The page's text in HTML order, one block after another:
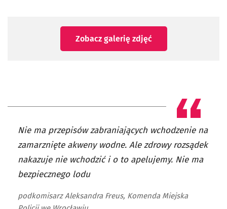
Zobacz galerię zdjęć
Nie ma przepisów zabraniających wchodzenie na
zamarznięte akweny wodne. Ale zdrowy rozsądek
nakazuje nie wchodzić i o to apelujemy. Nie ma
bezpiecznego lodu
podkomisarz Aleksandra Freus, Komenda Miejska